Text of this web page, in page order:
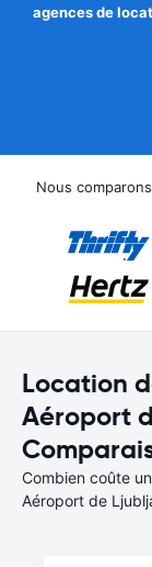
agences de
Nous
Location
Aéroport
Combien coûte
Aéroport de